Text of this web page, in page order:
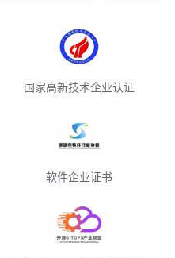
国家高新技术企业认证
软件企业证书